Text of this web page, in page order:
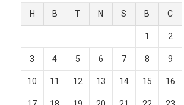
H B T N S B C
1 2
3 4 5 6 7 8 9
10 11 12 13 14 15 16